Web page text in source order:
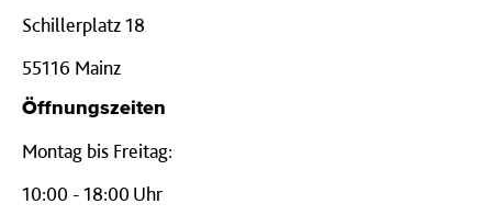
Schillerplatz 18
55116 Mainz
Öffnungszeiten
Montag bis Freitag:
10:00 - 18:00 Uhr